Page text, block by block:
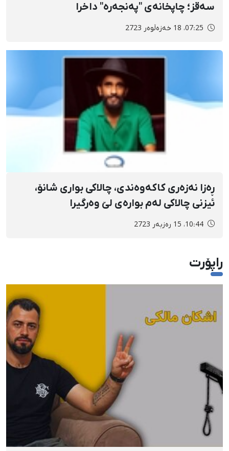
سەقز؛ چاپخانەی "پەنجەرە" داخرا
07:25، 18 خەزەڵوەر 2723
ڕەزا نەزەری کاکەوەندی، چالاکی بواری شانۆ،
ئیزنی چالاکی لەم بوارەی لێ وەرگیرا
10:44، 15 رەزبەر 2723
راپۆرت